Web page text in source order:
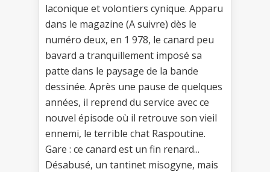
laconique et volontiers cynique. Apparu
dans le magazine (A suivre) dès le
numéro deux, en 1 978, le canard peu
bavard a tranquillement imposé sa
patte dans le paysage de la bande
dessinée. Après une pause de quelques
années, il reprend du service avec ce
nouvel épisode où il retrouve son vieil
ennemi, le terrible chat Raspoutine.
Gare : ce canard est un fin renard...
Désabusé, un tantinet misogyne, mais